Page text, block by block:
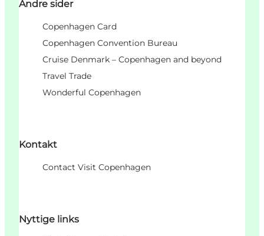
Andre sider
Copenhagen Card
Copenhagen Convention Bureau
Cruise Denmark – Copenhagen and beyond
Travel Trade
Wonderful Copenhagen
Kontakt
Contact Visit Copenhagen
Nyttige links